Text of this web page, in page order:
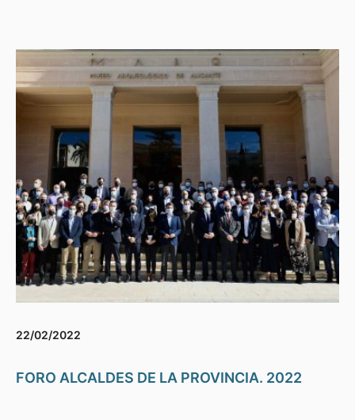
22/02/2022
FORO ALCALDES DE LA PROVINCIA. 2022